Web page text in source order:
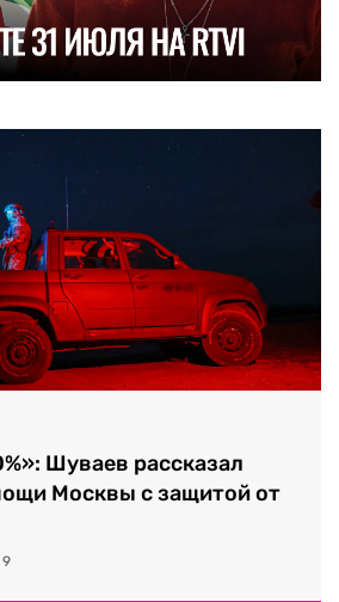
Шуваев рассказал
Москвы с защитой от